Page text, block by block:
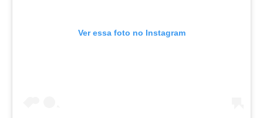
Ver essa foto no Instagram